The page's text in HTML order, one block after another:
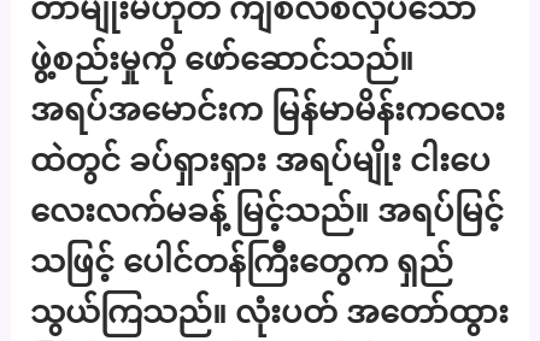
တာမျိုးမဟုတ် ကျစ်လစ်လှပသော
ဖွဲ့စည်းမှုကို ဖော်ဆောင်သည်။
အရပ်အမောင်းက မြန်မာမိန်းကလေး
ထဲတွင် ခပ်ရှားရှား အရပ်မျိုး ငါးပေ
လေးလက်မခန့် မြင့်သည်။ အရပ်မြင့်
သဖြင့် ပေါင်တန်ကြီးတွေက ရှည်
သွယ်ကြသည်။ လုံးပတ် အတော်ထွား